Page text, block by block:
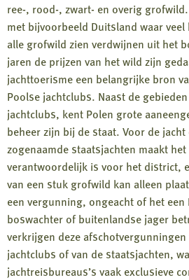
ree-, rood-, zwart- en overig
met bijvoorbeeld Duitsland waar
alle grofwild zien verdwijnen uit het
jaren de prijzen van het wild zijn
jachttoerisme een belangrijke bron
Poolse jachtclubs. Naast de
jachtclubs, kent Polen grote
beheer zijn bij de staat. Voor de
zogenaamde staatsjachten maakt
verantwoordelijk is voor het district,
van een stuk grofwild kan alleen
een vergunning, ongeacht of het
boswachter of buitenlandse jager
verkrijgen deze afschotvergunningen
jachtclubs of van de staatsjachten,
jachtreisbureaus’s vaak exclusieve